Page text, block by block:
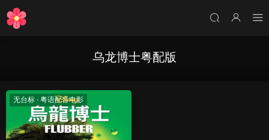
乌龙博士粤配版
无台标 · 粤语配音电影